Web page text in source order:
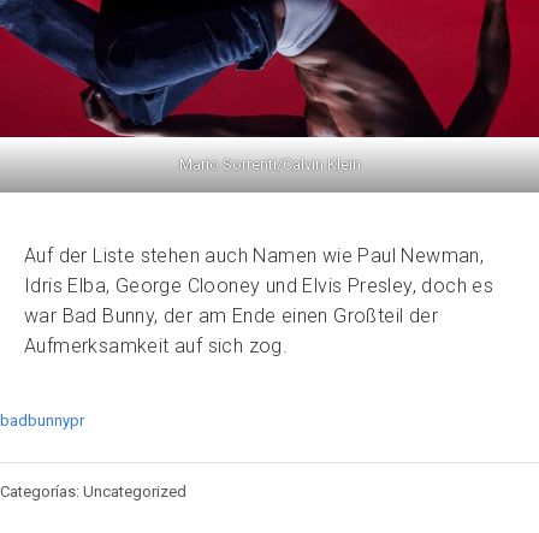
Mario Sorrenti/Calvin Klein
Auf der Liste stehen auch Namen wie Paul Newman,
Idris Elba, George Clooney und Elvis Presley, doch es
war Bad Bunny, der am Ende einen Großteil der
Aufmerksamkeit auf sich zog.
badbunnypr
Categorías: Uncategorized